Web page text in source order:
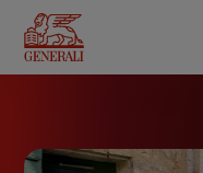
contenu
principal